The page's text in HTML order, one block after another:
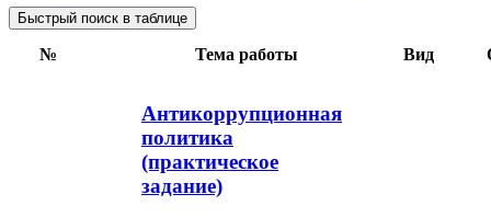
Быстрый поиск в таблице
№ Тема работы Вид
Антикоррупционная
политика
(практическое
задание)